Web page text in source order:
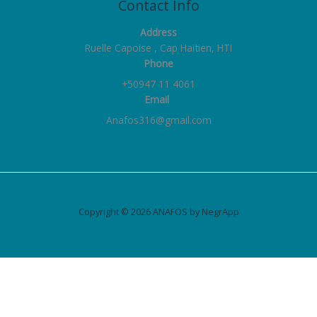
Contact Info
Address
Ruelle Capoise , Cap Haïtien, HTI
Phone
+50947 11 4061
Email
Anafos316@gmail.com
Copyright © 2026 ANAFOS by NegrApp